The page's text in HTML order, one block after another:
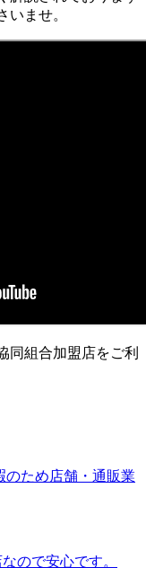
いませ。
同組合加盟店をご利
のため店舗・通販業